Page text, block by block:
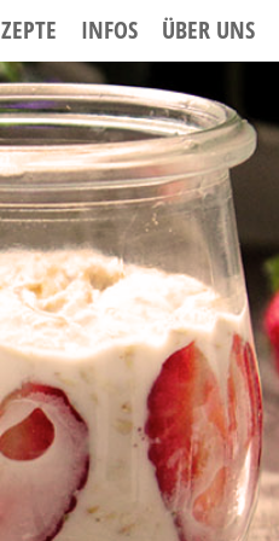
INFOS ÜBER UNS